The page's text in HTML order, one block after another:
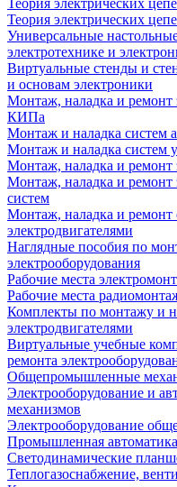
Теория электрических
Теория электрических
Универсальные
электротехнике и
Виртуальные стенды и
и основам электроники
Монтаж, наладка и ремонт
КИПа
Монтаж и наладка систем
Монтаж и наладка систем
Монтаж, наладка и ремонт
Монтаж, наладка и ремонт
систем
Монтаж, наладка и ремонт
электродвигателями
Наглядные пособия по
электрооборудования
Рабочие места
Рабочие места
Комплекты по монтажу и
электродвигателями
Виртуальные учебные
ремонта
Общепромышленные
Электрооборудование и
механизмов
Электрооборудование
Промышленная
Светодинамические
Теплогазоснабжение,